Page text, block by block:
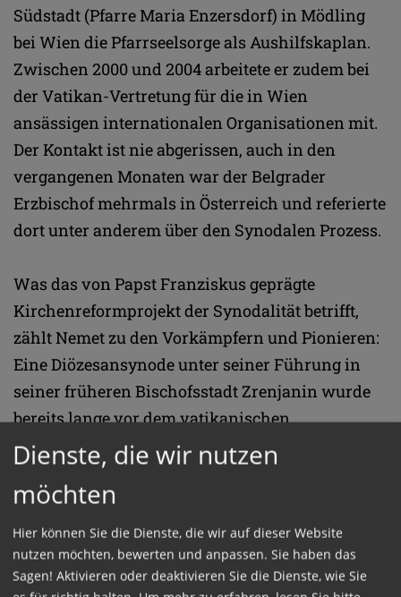
Südstadt (Pfarre Maria Enzersdorf) in Mödling
bei Wien die Pfarrseelsorge als Aushilfskaplan.
Zwischen 2000 und 2004 arbeitete er zudem bei
der Vatikan-Vertretung für die in Wien
ansässigen internationalen Organisationen mit.
Der Kontakt ist nie abgerissen, auch in den
vergangenen Monaten war der Belgrader
Erzbischof mehrmals in Österreich und referierte
dort unter anderem über den Synodalen Prozess.
Was das von Papst Franziskus geprägte
Kirchenreformprojekt der Synodalität betrifft,
zählt Nemet zu den Vorkämpfern und Pionieren:
Eine Diözesansynode unter seiner Führung in
seiner früheren Bischofsstadt Zrenjanin wurde
bereits lange vor dem vatikanischen
Synodalprozess gestartet. Der ungarische Serbe
gilt als Wortführer einer "Dezentralisierung" der
Kirche, mit verschiedenen regionalen Formen
und vielfältigen Prägungen des katholischen
Lebens bei gleichzeitiger Wahrung der
Glaubenseinheit und des Papstamtes. Zugleich
Dienste, die wir nutzen
möchten
Hier können Sie die Dienste, die wir auf dieser Website
nutzen möchten, bewerten und anpassen. Sie haben das
Sagen! Aktivieren oder deaktivieren Sie die Dienste, wie Sie